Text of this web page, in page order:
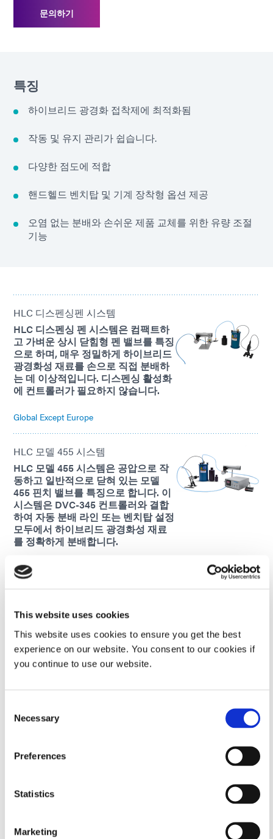
This website uses cookies
This website uses cookies to ensure you get the best
experience on our website. You consent to our cookies if
you continue to use our website.
Selection
Necessary
Preferences
Statistics
Marketing
문의하기
특징
하이브리드 광경화 접착제에 최적화됨
작동 및 유지 관리가 쉽습니다.
다양한 점도에 적합
핸드헬드 벤치탑 및 기계 장착형 옵션 제공
오염 없는 분배와 손쉬운 제품 교체를 위한 유량 조절
기능
HLC 디스펜싱펜 시스템
HLC 디스펜싱 펜 시스템은 컴팩트하
고 가벼운 상시 닫힘형 펜 밸브를 특징
으로 하며, 매우 정밀하게 하이브리드
광경화성 재료를 손으로 직접 분배하
는 데 이상적입니다. 디스펜싱 활성화
에 컨트롤러가 필요하지 않습니다.
Global Except Europe
HLC 모델 455 시스템
HLC 모델 455 시스템은 공압으로 작
동하고 일반적으로 닫혀 있는 모델
455 핀치 밸브를 특징으로 합니다. 이
시스템은 DVC-345 컨트롤러와 결합
하여 자동 분배 라인 또는 벤치탑 설정
모두에서 하이브리드 광경화성 재료
를 정확하게 분배합니다.
Global Except Europe
정밀하고 일관된 성능을 위해 설계
된 이 분배 솔루션은 30cc 주사기에
담겨 공급되는 Dymax 하이브리드
광경화성 재료에 공기가 없는 옵션
을 제공합니다. 기계식 구동 메커니
dispensing option for Dymax hybrid
system accurately controls fluid